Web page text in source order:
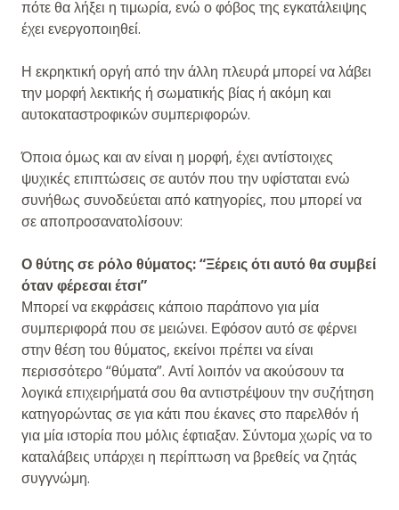
πότε θα λήξει η τιμωρία, ενώ ο φόβος της εγκατάλειψης
έχει ενεργοποιηθεί.
Η εκρηκτική οργή από την άλλη πλευρά μπορεί να λάβει
την μορφή λεκτικής ή σωματικής βίας ή ακόμη και
αυτοκαταστροφικών συμπεριφορών.
Όποια όμως και αν είναι η μορφή, έχει αντίστοιχες
ψυχικές επιπτώσεις σε αυτόν που την υφίσταται ενώ
συνήθως συνοδεύεται από κατηγορίες, που μπορεί να
σε αποπροσανατολίσουν:
Ο θύτης σε ρόλο θύματος: “Ξέρεις ότι αυτό θα συμβεί
όταν φέρεσαι έτσι”
Μπορεί να εκφράσεις κάποιο παράπονο για μία
συμπεριφορά που σε μειώνει. Εφόσον αυτό σε φέρνει
στην θέση του θύματος, εκείνοι πρέπει να είναι
περισσότερο “θύματα”. Αντί λοιπόν να ακούσουν τα
λογικά επιχειρήματά σου θα αντιστρέψουν την συζήτηση
κατηγορώντας σε για κάτι που έκανες στο παρελθόν ή
για μία ιστορία που μόλις έφτιαξαν. Σύντομα χωρίς να το
καταλάβεις υπάρχει η περίπτωση να βρεθείς να ζητάς
συγγνώμη.